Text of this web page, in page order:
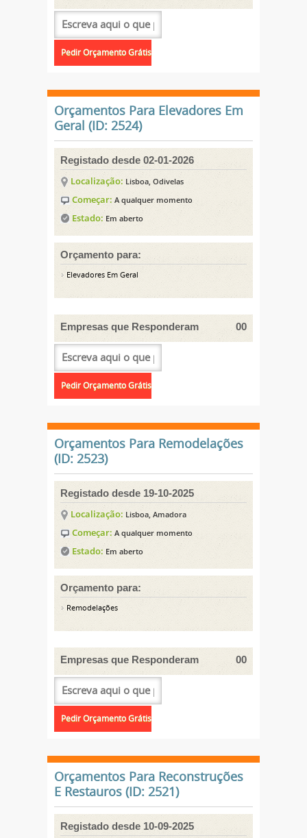
Orçamentos Para Elevadores Em
Geral (ID: 2524)
Registado desde 02-01-2026
Localização: Lisboa, Odivelas
Começar: A qualquer momento
Estado: Em aberto
Orçamento para:
Elevadores Em Geral
Empresas que Responderam 00
Orçamentos Para Remodelações
(ID: 2523)
Registado desde 19-10-2025
Localização: Lisboa, Amadora
Começar: A qualquer momento
Estado: Em aberto
Orçamento para:
Remodelações
Empresas que Responderam 00
Orçamentos Para Reconstruções
E Restauros (ID: 2521)
Registado desde 10-09-2025